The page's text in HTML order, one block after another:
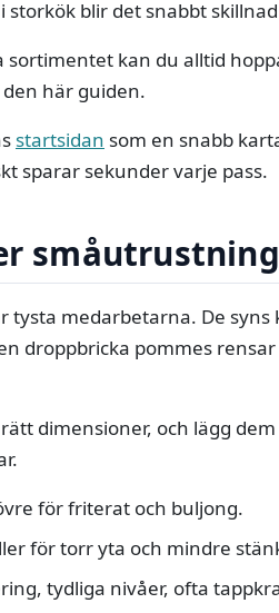
blir det snabbt
sortimentet kan du alltid
här guiden.
startsidan som en snabb
sparar sekunder varje pass.
småutrustning
tysta medarbetarna. De
droppbricka pommes
dimensioner, och lägg
för friterat och buljong.
för torr yta och mindre
tydliga nivåer, ofta